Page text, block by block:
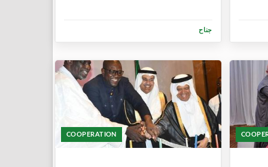
جناح
COOPERATION